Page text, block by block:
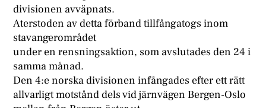
divisionen avväpnats.
Aterstoden av detta förband tillfångatogs inom
stavangerområdet
under en rensningsaktion, som avslutades den 24 i
samma månad.
Den 4:e norska divisionen infångades efter ett rätt
allvarligt motstånd dels vid järnvägen Bergen-Oslo